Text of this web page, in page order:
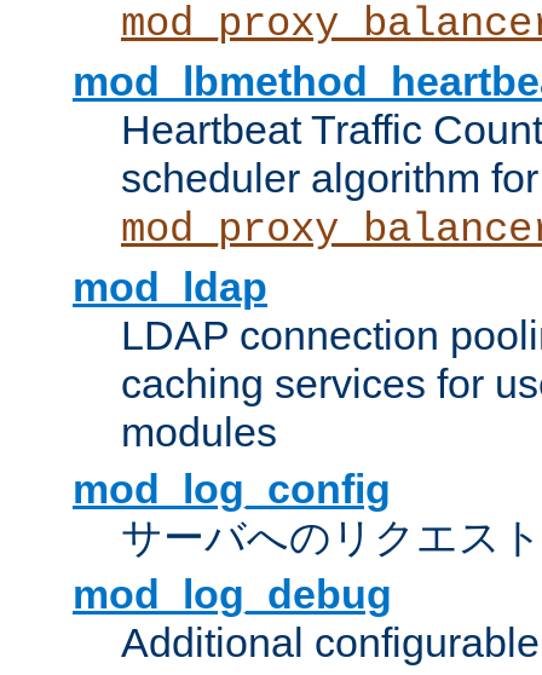
Heartbeat Traffic
scheduler algorithm for
mod_ldap
LDAP connection
caching services for
modules
mod_log_config
サーバへのリクエス
mod_log_debug
Additional